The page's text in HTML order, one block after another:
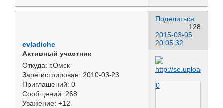
Поделиться
128
2015-03-05
20:05:32
evladiche
Активный участник
Откуда: г.Омск
Зарегистрирован: 2010-03-23
Приглашений: 0
Сообщений: 268
Уважение: +12
0